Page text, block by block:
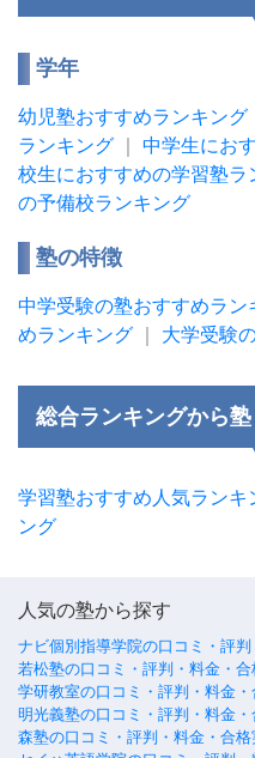
学年
幼児塾おすすめランキング
ランキング
中学生にお
校生におすすめの学習塾ラ
の予備校ランキング
塾の特徴
中学受験の塾おすすめラン
めランキング
大学受験
総合ランキングから
学習塾おすすめ人気ランキ
ング
人気の塾から探す
ナビ個別指導学院の口コミ・評
若松塾の口コミ・評判・料金・合
学研教室の口コミ・評判・料金
明光義塾の口コミ・評判・料金
森塾の口コミ・評判・料金・合格